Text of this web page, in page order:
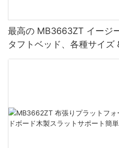
最高の MB3663ZT イージ
タフトベッド、各種サイズ
- JLH Furniture